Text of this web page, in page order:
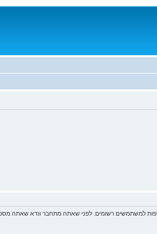
למשתמשים רשומים. לפני שאתה מתחבר וודא שאתה